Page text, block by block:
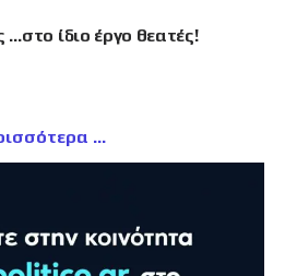
…στο ίδιο έργο θεατές!